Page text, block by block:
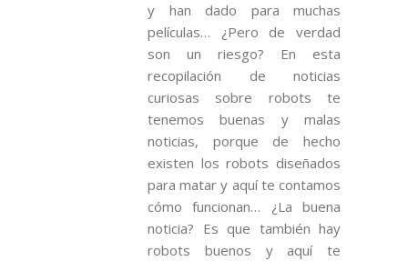
y han dado para muchas
películas… ¿Pero de verdad
son un riesgo? En esta
recopilación de noticias
curiosas sobre robots te
tenemos buenas y malas
noticias, porque de hecho
existen los robots diseñados
para matar y aquí te contamos
cómo funcionan… ¿La buena
noticia? Es que también hay
robots buenos y aquí te